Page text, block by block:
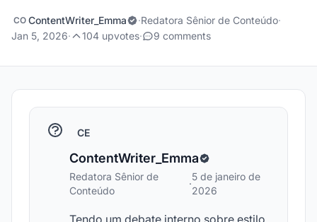
CO ContentWriter_Emma ·Redatora Sênior de Conteúdo·
Jan 5, 2026· 104 upvotes· 9 comments
CE
ContentWriter_Emma
Redatora Sênior de
Conteúdo
·
5 de janeiro de
2026
Tendo um debate interno sobre estilo